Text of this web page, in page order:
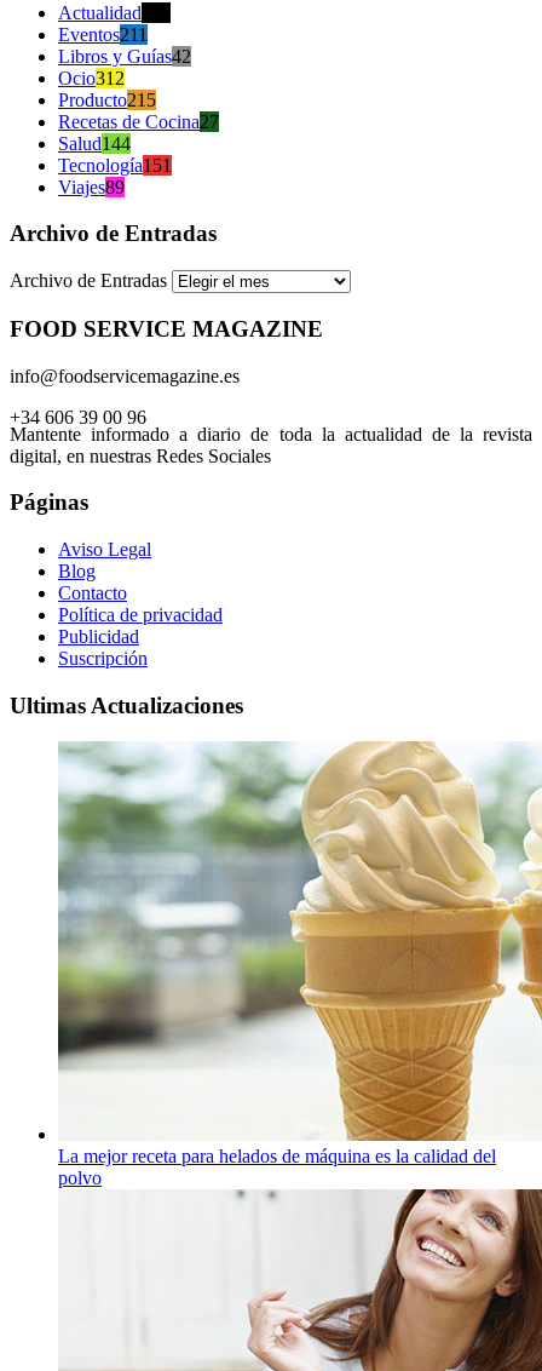
Actualidad
Eventos211
Libros y Guías42
Ocio312
Producto215
Recetas de Cocina27
Salud144
Tecnología151
Viajes89
Archivo de Entradas
Archivo de Entradas
FOOD SERVICE MAGAZINE
info@foodservicemagazine.es
+34 606 39 00 96
Mantente informado a diario de toda la actualidad de la revista
digital, en nuestras Redes Sociales
Páginas
Aviso Legal
Blog
Contacto
Política de privacidad
Publicidad
Suscripción
Ultimas Actualizaciones
La mejor receta para helados de máquina es la calidad del
polvo